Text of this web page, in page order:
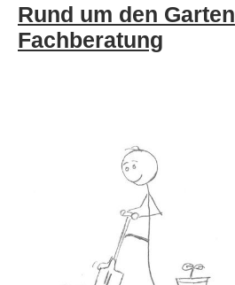
Rund um den Garten
Fachberatung